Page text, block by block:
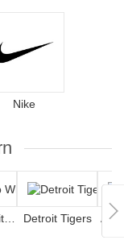
Nike
Chicago White Sox Detroit Tigers